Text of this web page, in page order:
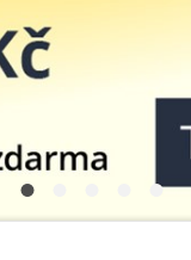
pro dospělé